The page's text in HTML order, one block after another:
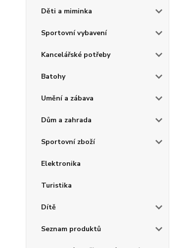
Děti a miminka
Sportovní vybavení
Kancelářské potřeby
Batohy
Umění a zábava
Dům a zahrada
Sportovní zboží
Elektronika
Turistika
Dítě
Seznam produktů